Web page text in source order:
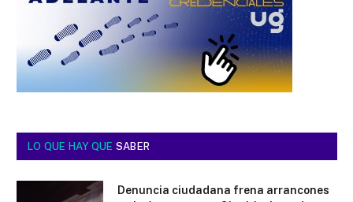
LO QUE HAY QUE SABER
Denuncia ciudadana frena arrancones